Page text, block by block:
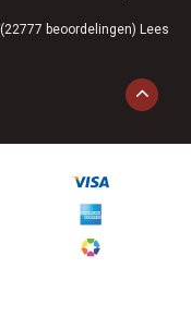
(22777 beoordelingen) Lees